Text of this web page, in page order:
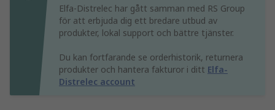
Elfa-Distrelec har gått samman med RS Group
för att erbjuda dig ett bredare utbud av
produkter, lokal support och bättre tjänster.
Du kan fortfarande se orderhistorik, returnera
produkter och hantera fakturor i ditt Elfa-
Distrelec account